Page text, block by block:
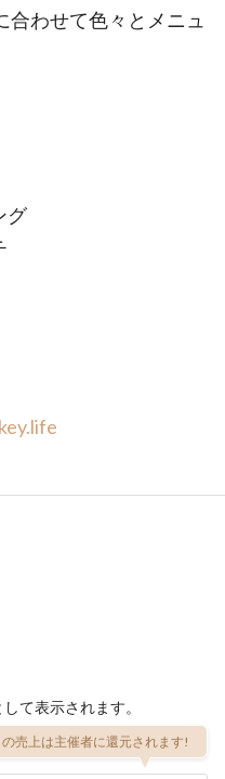
わせて色々とメニュ
グ
て表示されます。
売上は主催者に還元されます!